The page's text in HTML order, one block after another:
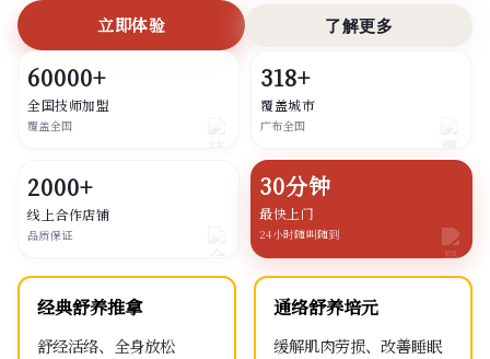
立即体验 了解更多
60000+
全国技师加盟
覆盖全国
318+
覆盖城市
广布全国
2000+
线上合作店铺
品质保证
30分钟
最快上门
24小时随叫随到
经典舒养推拿
舒经活络、全身放松
通络舒养培元
缓解肌肉劳损、改善睡眠